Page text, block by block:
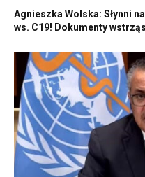
Agnieszka Wolska: Słynni
ws. C19! Dokumenty